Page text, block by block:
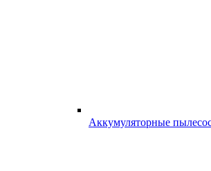
Аккумуляторные